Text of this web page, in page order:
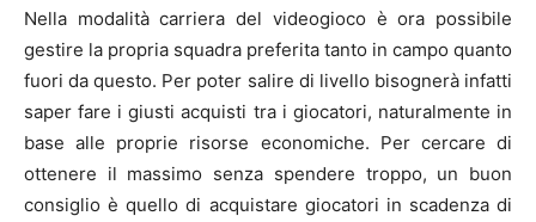
Nella modalità carriera del videogioco è ora possibile
gestire la propria squadra preferita tanto in campo quanto
fuori da questo. Per poter salire di livello bisognerà infatti
saper fare i giusti acquisti tra i giocatori, naturalmente in
base alle proprie risorse economiche. Per cercare di
ottenere il massimo senza spendere troppo, un buon
consiglio è quello di acquistare giocatori in scadenza di